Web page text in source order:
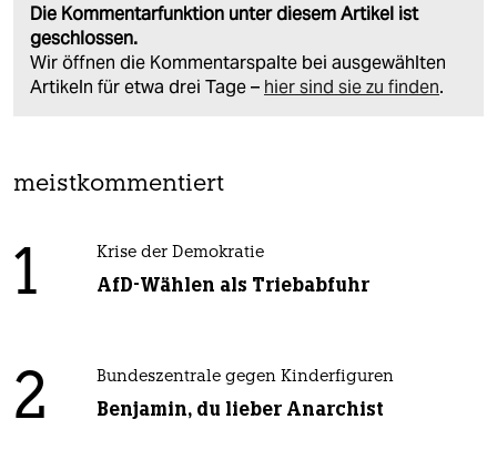
Die Kommentarfunktion unter diesem Artikel ist
geschlossen.
Wir öffnen die Kommentarspalte bei ausgewählten
Artikeln für etwa drei Tage – hier sind sie zu finden.
meistkommentiert
1 Krise der Demokratie
AfD-Wählen als Triebabfuhr
2 Bundeszentrale gegen Kinderfiguren
Benjamin, du lieber Anarchist